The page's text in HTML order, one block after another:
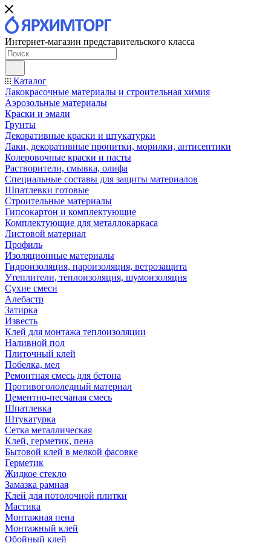
Интернет-магазин представительского класса
Каталог
Лакокрасочные материалы и строительная химия
Аэрозольные материалы
Краски и эмали
Грунты
Декоративные краски и штукатурки
Лаки, декоративные пропитки, морилки, антисептики
Колеровочные краски и пасты
Растворители, смывка, олифа
Специальные составы для защиты материалов
Шпатлевки готовые
Строительные материалы
Гипсокартон и комплектующие
Комплектующие для металлокаркаса
Листовой материал
Профиль
Изоляционные материалы
Гидроизоляция, пароизоляция, ветрозащита
Утеплители, теплоизоляция, шумоизоляция
Сухие смеси
Алебастр
Затирка
Известь
Клей для монтажа теплоизоляции
Наливной пол
Плиточный клей
Побелка, мел
Ремонтная смесь для бетона
Противогололедный материал
Цементно-песчаная смесь
Шпатлевка
Штукатурка
Сетка металлическая
Клей, герметик, пена
Бытовой клей в мелкой фасовке
Герметик
Жидкое стекло
Замазка рамная
Клей для потолочной плитки
Мастика
Монтажная пена
Монтажный клей
Обойный клей